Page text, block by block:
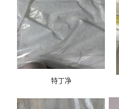
特丁净